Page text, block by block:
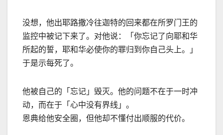
没想，他出耶路撒冷往迦特的回来都在所罗门王的
监控中被记下来了。对他说：「你忘记了向耶和华
所起的誓，耶和华必使你的罪归到你自己头上。」
于是示每死了。
他被自己的「忘记」毁灭。他的问题不在于一时冲
动，而在于「心中没有界线」。
恩典给他安全圈，但他却不懂付出顺服的代价。